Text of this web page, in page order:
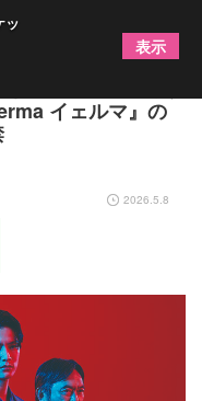
る価値を見出そう
イェルマ』の
2026.5.8
ッ
表示